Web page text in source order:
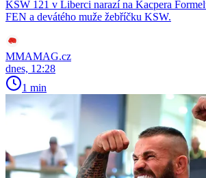
KSW 121 v Liberci narazí na Kacpera
FEN a devátého muže žebříčku KSW.
MMAMAG.cz
dnes, 12:28
1 min